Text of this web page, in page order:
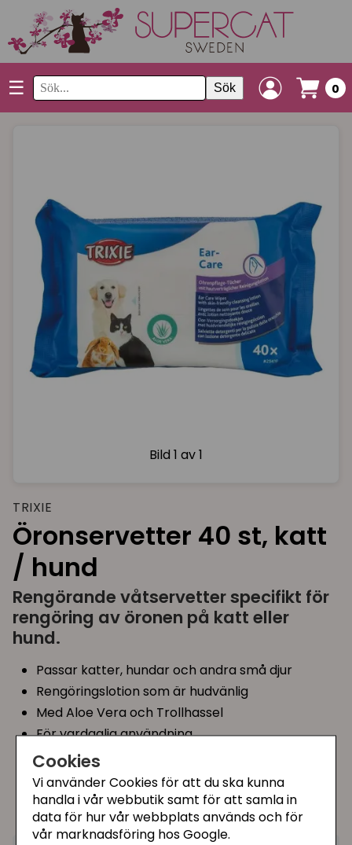
Cookies
Vi använder Cookies för att du ska kunna
handla i vår webbutik samt för att samla in
data för hur vår webbplats används och för
vår marknadsföring hos Google.
☰ Sök 0
Bild 1 av 1
TRIXIE
Öronservetter 40 st, katt
/ hund
Rengörande våtservetter specifikt för
rengöring av öronen på katt eller
hund.
Passar katter, hundar och andra små djur
Rengöringslotion som är hudvänlig
Med Aloe Vera och Trollhassel
För vardaglig användning
Hygienisk rengöring av öron
Våtservetter tillverkade av 100 % växtbaserade
fibrer
40 st våtservetter i förpackningen.